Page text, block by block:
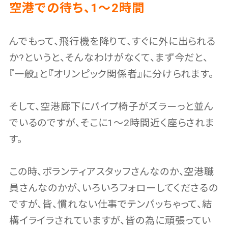
空港での待ち、1〜2時間
んでもって、飛行機を降りて、すぐに外に出られる
か?というと、そんなわけがなくて、まず今だと、
『一般』と『オリンピック関係者』に分けられます。
そして、空港廊下にパイプ椅子がズラーっと並ん
でいるのですが、そこに1～2時間近く座らされま
す。
この時、ボランティアスタッフさんなのか、空港職
員さんなのかが、いろいろフォローしてくださるの
ですが、皆、慣れない仕事でテンパッちゃって、結
構イライラされていますが、皆の為に頑張ってい